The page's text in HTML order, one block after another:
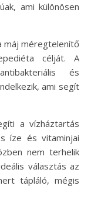
ami különösen
máj méregtelenítő
célját. A
és
ami segít
a vízháztartás
íze és vitaminjai
nem terhelik
választás az
tápláló, mégis